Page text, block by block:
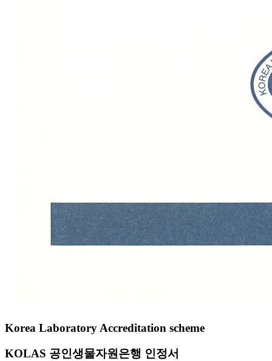
Korea Laboratory Accreditation scheme
KOLAS 공인생물자원은행 인정서